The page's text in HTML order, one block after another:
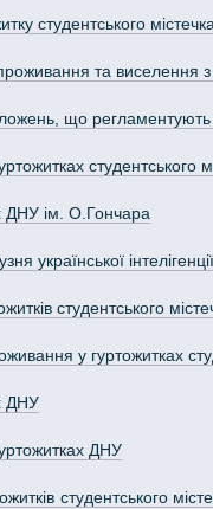
студентського
та виселення з
що регламентують
студентського
ДНУ ім. О.Гончара
української
студентського
у гуртожитках
ДНУ
ДНУ
студентського